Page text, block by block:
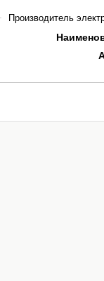
Производитель